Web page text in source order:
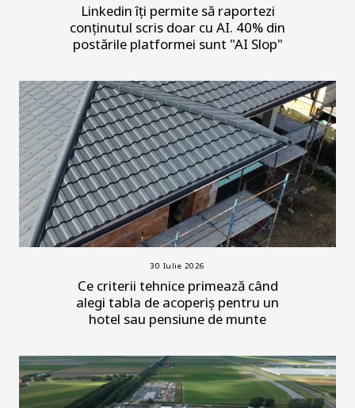
Linkedin îți permite să raportezi
conținutul scris doar cu AI. 40% din
postările platformei sunt "AI Slop"
30 Iulie 2026
Ce criterii tehnice primează când
alegi tabla de acoperiș pentru un
hotel sau pensiune de munte